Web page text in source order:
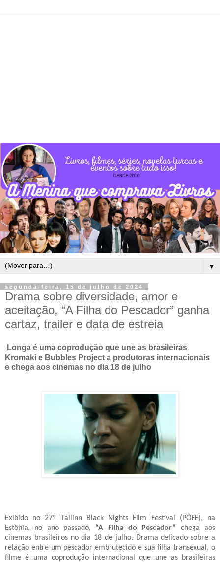
▼
segunda-feira, 15 de julho de 2024
Drama sobre diversidade, amor e
aceitação, “A Filha do Pescador” ganha
cartaz, trailer e data de estreia
Longa é uma coprodução que une as brasileiras
Kromaki e Bubbles Project a produtoras internacionais
e chega aos cinemas no dia 18 de julho
Exibido no 27º Tallinn Black Nights Film Festival (PÖFF), na
Estônia, no ano passado, “A Filha do Pescador” chega aos
cinemas brasileiros no dia 18 de julho. Drama delicado sobre a
relação entre um pescador embrutecido e sua filha transexual, o
filme é uma coprodução internacional que une as brasileiras